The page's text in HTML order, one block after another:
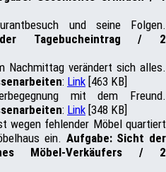
und seine Folgen.
Tagebucheintrag / 2
Nachmittag verändert sich alles.
: Link [463 KB]
mit dem Freund.
: Link [348 KB]
wegen fehlender Möbel quartiert
ein. Aufgabe: Sicht der
Möbel-Verkäufers / 2